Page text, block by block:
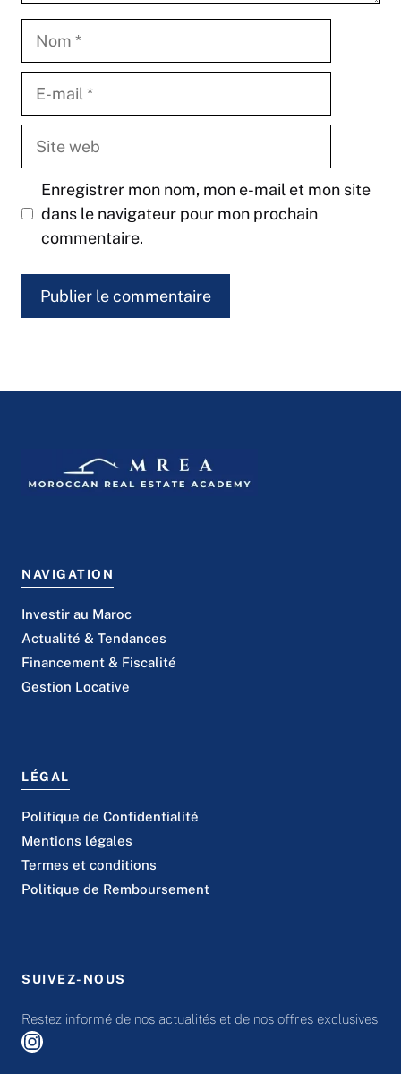
Enregistrer mon nom, mon e-mail et mon site
dans le navigateur pour mon prochain
commentaire.
NAVIGATION
Investir au Maroc
Actualité & Tendances
Financement & Fiscalité
Gestion Locative
LÉGAL
Politique de Confidentialité
Mentions légales
Termes et conditions
Politique de Remboursement
SUIVEZ-NOUS
Restez informé de nos actualités et de nos offres exclusives
Instagram